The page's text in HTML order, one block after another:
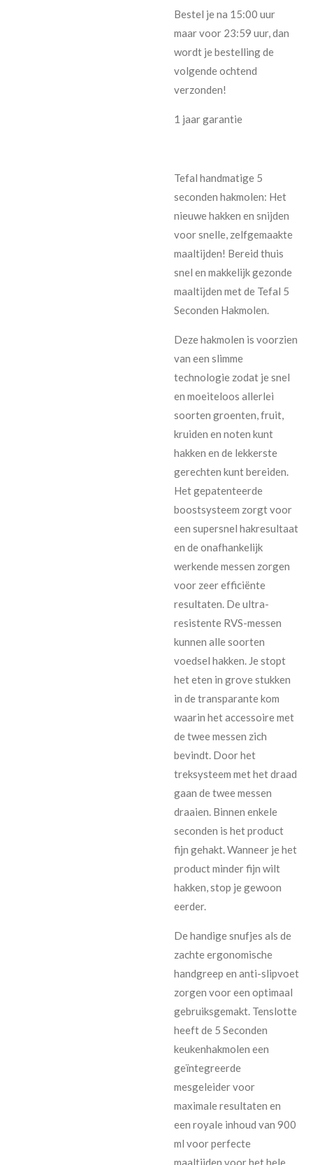
Bestel je na 15:00 uur
maar voor 23:59 uur, dan
wordt je bestelling de
volgende ochtend
verzonden!
1 jaar garantie
Tefal handmatige 5
seconden hakmolen: Het
nieuwe hakken en snijden
voor snelle, zelfgemaakte
maaltijden! Bereid thuis
snel en makkelijk gezonde
maaltijden met de Tefal 5
Seconden Hakmolen.
Deze hakmolen is voorzien
van een slimme
technologie zodat je snel
en moeiteloos allerlei
soorten groenten, fruit,
kruiden en noten kunt
hakken en de lekkerste
gerechten kunt bereiden.
Het gepatenteerde
boostsysteem zorgt voor
een supersnel hakresultaat
en de onafhankelijk
werkende messen zorgen
voor zeer efficiënte
resultaten. De ultra-
resistente RVS-messen
kunnen alle soorten
voedsel hakken. Je stopt
het eten in grove stukken
in de transparante kom
waarin het accessoire met
de twee messen zich
bevindt. Door het
treksysteem met het draad
gaan de twee messen
draaien. Binnen enkele
seconden is het product
fijn gehakt. Wanneer je het
product minder fijn wilt
hakken, stop je gewoon
eerder.
De handige snufjes als de
zachte ergonomische
handgreep en anti-slipvoet
zorgen voor een optimaal
gebruiksgemakt. Tenslotte
heeft de 5 Seconden
keukenhakmolen een
geïntegreerde
mesgeleider voor
maximale resultaten en
een royale inhoud van 900
ml voor perfecte
maaltijden voor het hele